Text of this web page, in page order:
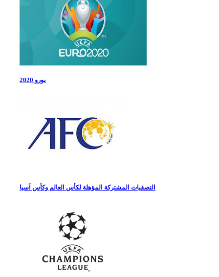
يورو 2020
التصفيات المشتركة المؤهلة لكأس العالم وكأس آسيا